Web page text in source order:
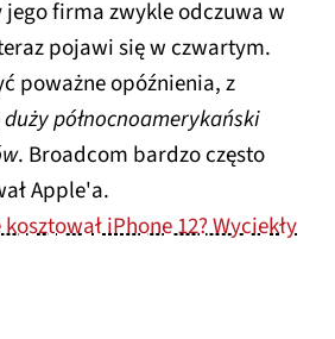
firma zwykle odczuwa w
pojawi się w czwartym.
poważne opóźnienia, z
duży północnoamerykański
. Broadcom bardzo często
Apple'a.
iPhone 12? Wyciekły